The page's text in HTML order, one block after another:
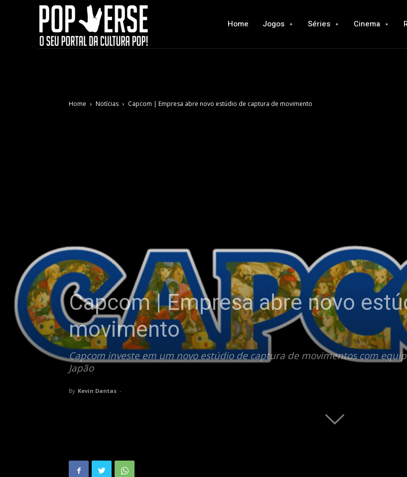
Home Jogos Séries Cinema
Home Notícias Capcom | Empresa abre novo estúdio de captura de movimento
Capcom | Empresa abre novo
movimento
Capcom investe em um novo estúdio de captura de movimentos com
Japão
By Kevin Dantas -